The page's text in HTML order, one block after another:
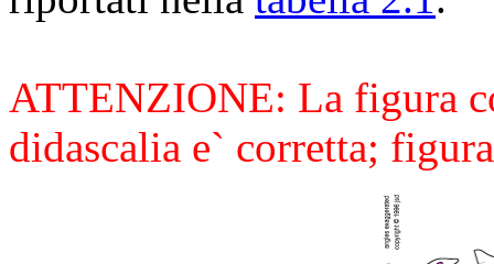
ATTENZIONE: La figura
didascalia e` corretta;